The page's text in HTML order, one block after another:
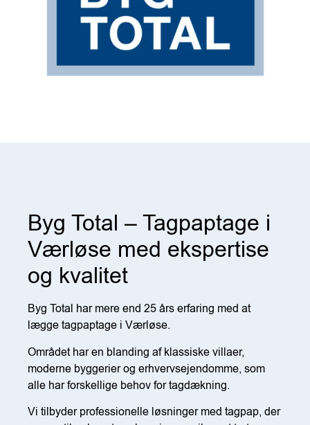
Byg Total – Tagpaptage i
Værløse med ekspertise
og kvalitet
Byg Total har mere end 25 års erfaring med at
lægge tagpaptage i Værløse.
Området har en blanding af klassiske villaer,
moderne byggerier og erhvervsejendomme, som
alle har forskellige behov for tagdækning.
Vi tilbyder professionelle løsninger med tagpap, der